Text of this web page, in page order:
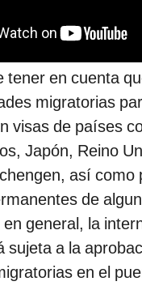
tener en cuenta
migratorias
visas de países
Japón, Reino
así como
de
general, la
sujeta a la
en el